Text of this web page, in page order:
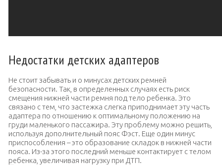
Недостатки детских адаптеров
Не стоит забывать и о минусах детских ремней
безопасности. Так, в определенных случаях есть риск
смещения нижней части ремня под тело ребенка. Это
связано с тем, что застежка слегка приподнимает эту часть
адаптера по отношению к оптимальному положению на
груди маленького пассажира. Эту проблему можно решить,
используя дополнительный пояс Фэст. Еще один минус
приспособления – это образование складок в нижней части
пояса. Из-за этого последний меньше контактирует с телом
ребенка, увеличивая нагрузку при ДТП.